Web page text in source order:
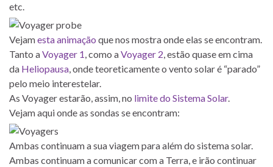
etc.
Vejamesta animação que nos mostra onde elas se encontram.
Tanto aVoyager 1, como aVoyager 2, estão quase em cima
da Heliopausa, onde teoreticamente o vento solar é “parado”
pelo meio interestelar.
As Voyager estarão, assim, no limite do Sistema Solar.
Vejam aqui onde as sondas se encontram:
Ambas continuam a sua viagem para além do sistema solar.
Ambas continuam a comunicar com a Terra, e irão continuar